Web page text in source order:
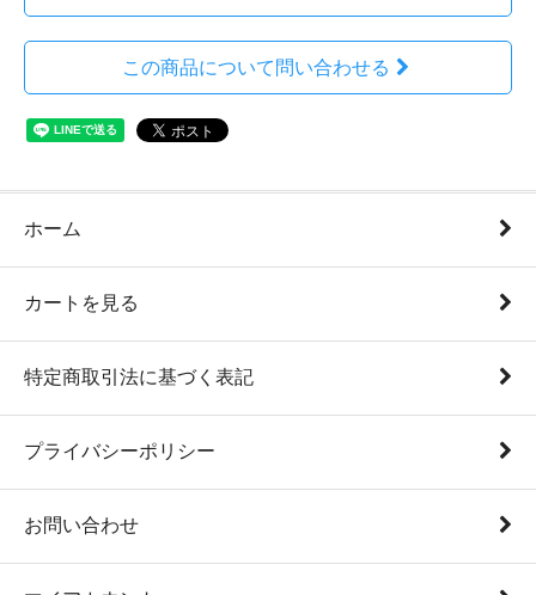
この商品について問い合わせる
ホーム
カートを見る
特定商取引法に基づく表記
プライバシーポリシー
お問い合わせ